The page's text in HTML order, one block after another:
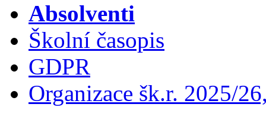
Absolventi
Školní časopis
GDPR
Organizace šk.r. 2025/